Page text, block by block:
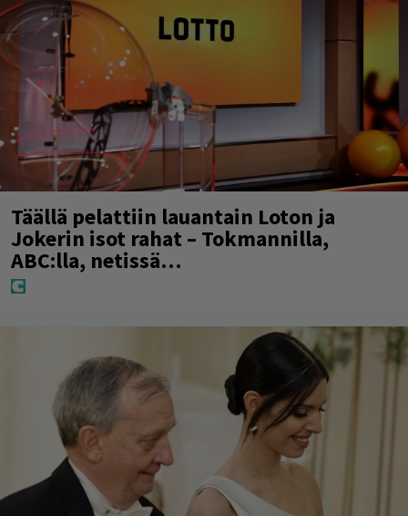
Täällä pelattiin lauantain Loton ja
Jokerin isot rahat – Tokmannilla,
ABC:lla, netissä…